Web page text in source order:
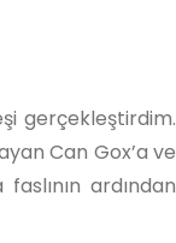
gerçekleştirdim.
Can Gox’a ve
ardından